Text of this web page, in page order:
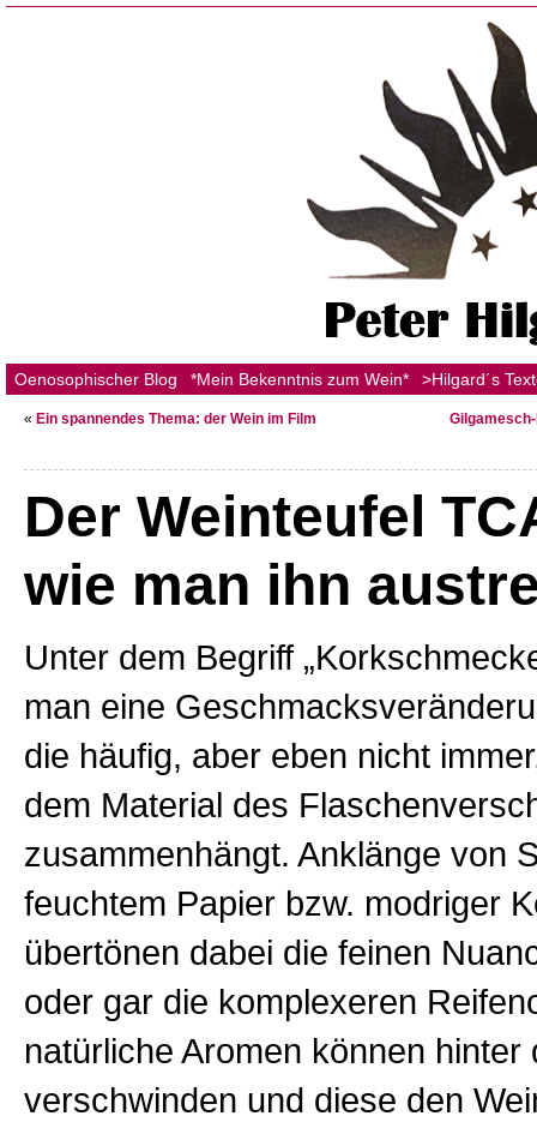
Oenosophischer Blog *Mein Bekenntnis zum Wein* >Hilgard´s
« Ein spannendes Thema: der Wein im Film
Der Weinteufel
wie man ihn
Unter dem Begriff
man eine
die häufig, aber eben nicht
dem Material des
zusammenhängt. Anklänge von
feuchtem Papier bzw. modriger
übertönen dabei die feinen
oder gar die komplexeren
natürliche Aromen können hinter
verschwinden und diese den